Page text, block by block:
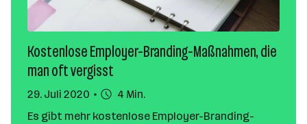
Kostenlose Employer-Branding-Maßnahmen, die
man oft vergisst
29. Juli 2020
4 Min.
Es gibt mehr kostenlose Employer-Branding-